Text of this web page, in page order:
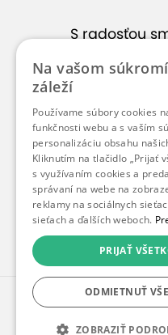
Platnosť od
Platnosť od
S radosťou
keď hľadáte
© 2010 –
Ochrana
Na vašom
záleží
Používame súbory cookies
funkčnosti webu a s vaším
personalizáciu obsahu
Kliknutím na tlačidlo „Prijať
s využívaním cookies a
správaní na webe na
reklamy na sociálnych
sieťach a ďalších weboch.
PRIJAŤ
ODMIETNUŤ
ZOBRAZIŤ